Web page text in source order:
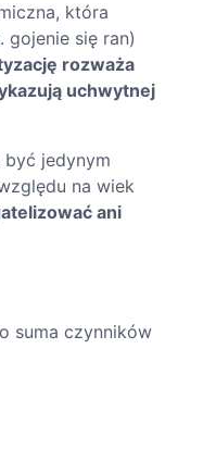
która
gojenie się ran)
rozważa
uchwytnej
jedynym
na wiek
ani
suma czynników